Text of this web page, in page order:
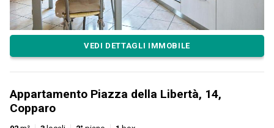
VEDI DETTAGLI IMMOBILE
Appartamento Piazza della Libertà, 14,
Copparo